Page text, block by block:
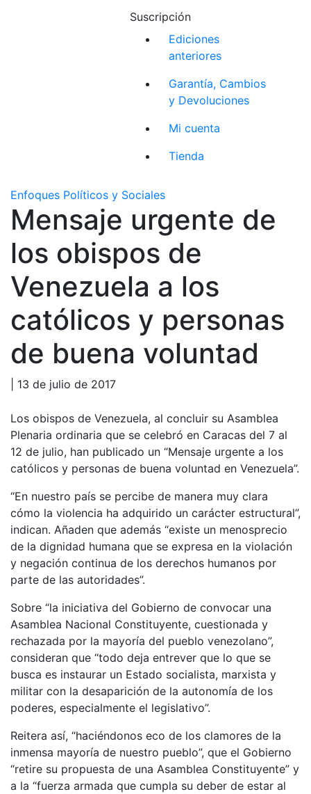
Suscripción
Ediciones
anteriores
Garantía, Cambios
y Devoluciones
Mi cuenta
Tienda
Enfoques Políticos y Sociales
Mensaje urgente de
los obispos de
Venezuela a los
católicos y personas
de buena voluntad
| 13 de julio de 2017
Los obispos de Venezuela, al concluir su Asamblea
Plenaria ordinaria que se celebró en Caracas del 7 al
12 de julio, han publicado un “Mensaje urgente a los
católicos y personas de buena voluntad en Venezuela”.
“En nuestro país se percibe de manera muy clara
cómo la violencia ha adquirido un carácter estructural”,
indican. Añaden que además “existe un menosprecio
de la dignidad humana que se expresa en la violación
y negación continua de los derechos humanos por
parte de las autoridades”.
Sobre “la iniciativa del Gobierno de convocar una
Asamblea Nacional Constituyente, cuestionada y
rechazada por la mayoría del pueblo venezolano”,
consideran que “todo deja entrever que lo que se
busca es instaurar un Estado socialista, marxista y
militar con la desaparición de la autonomía de los
poderes, especialmente el legislativo”.
Reitera así, “haciéndonos eco de los clamores de la
inmensa mayoría de nuestro pueblo”, que el Gobierno
“retire su propuesta de una Asamblea Constituyente” y
a la “fuerza armada que cumpla su deber de estar al